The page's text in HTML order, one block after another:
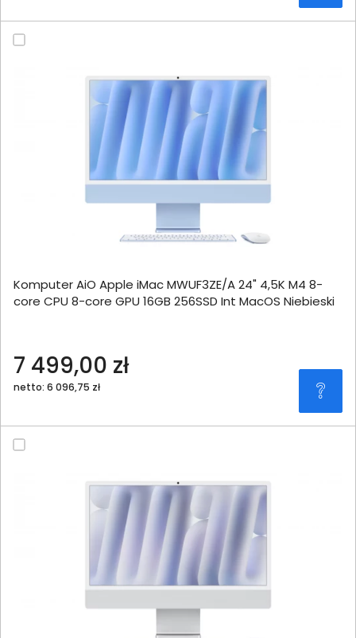
Komputer AiO Apple iMac MWUF3ZE/A 24" 4,5K M4 8-
core CPU 8-core GPU 16GB 256SSD Int MacOS Niebieski
7 499,00 zł
netto: 6 096,75 zł